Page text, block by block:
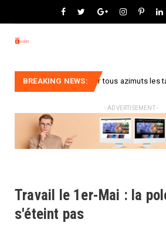
BREAKING NEWS:
veut baisser tous azimuts les taux de
- ADVERTISEMENT -
Travail le 1er-Mai : la
s'éteint pas